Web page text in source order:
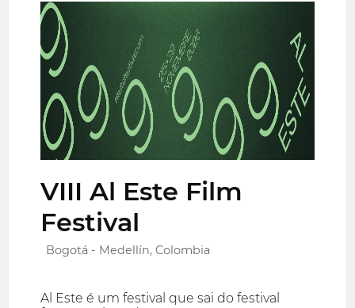
VIII Al Este Film
Festival
Bogotá - Medellín, Colombia
Al Este é um festival que sai do festival